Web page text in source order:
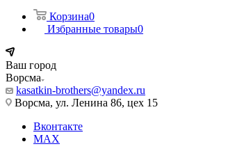
Корзина0
Избранные товары0
Ваш город
Ворсма
kasatkin-brothers@yandex.ru
Ворсма, ул. Ленина 86, цех 15
Вконтакте
MAX